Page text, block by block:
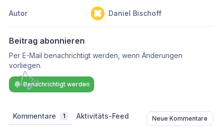
Autor Daniel Bischoff
Beitrag abonnieren
Per E-Mail benachrichtigt werden, wenn Änderungen
vorliegen.
Benachrichtigt werden
Kommentare 1 Aktivitäts-Feed Neue Kommentare